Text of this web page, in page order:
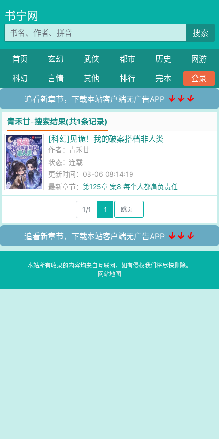
书宁网
搜索
首页 玄幻 武侠 都市 历史
网游
科幻
言情 其他 排行 完本 登录
追看新章节，下载本站客户端无广告APP ↓↓↓
青禾甘-搜索结果(共1条记录)
[科幻]见诡！我的破案搭档非人类
作者： 青禾甘
状态：连载
更新时间：08-06 08:14:19
最新章节：第125章 案8 每个人都肩负责任
1/1 1
追看新章节，下载本站客户端无广告APP ↓↓↓
本站所有收录的内容均来自互联网，如有侵权我们将尽快删除。
网站地图